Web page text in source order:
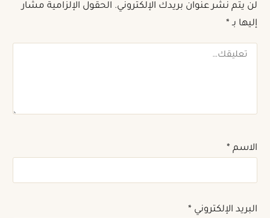
لن يتم نشر عنوان بريدك الإلكتروني. الحقول الإلزامية مشار
إليها بـ*
تعليقك
الاسم*
البريد الإلكتروني*